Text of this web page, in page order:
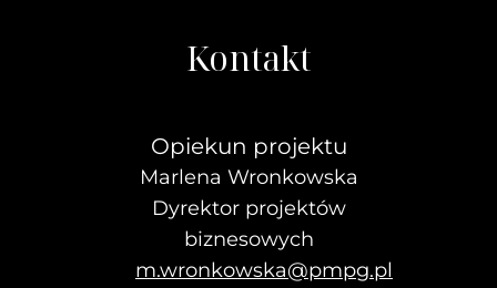
Kontakt
Opiekun projektu
Marlena Wronkowska
Dyrektor projektów
biznesowych
m.wronkowska@pmpg.pl